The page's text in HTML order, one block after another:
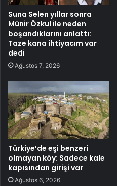
Suna Selen yıllar sonra
Münir Özkul ile neden
boşandıklarını anlattı:
Taze kana ihtiyacım var
dedi
Ağustos 7, 2026
Türkiye’de eşi benzeri
olmayan köy: Sadece kale
kapısından girişi var
Ağustos 6, 2026